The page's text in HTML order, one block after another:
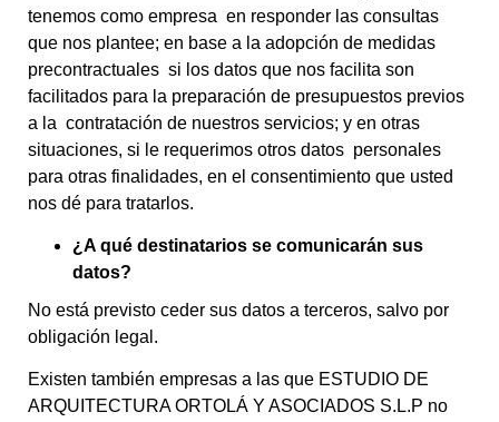
tenemos como empresa en responder las consultas
que nos plantee; en base a la adopción de medidas
precontractuales si los datos que nos facilita son
facilitados para la preparación de presupuestos previos
a la contratación de nuestros servicios; y en otras
situaciones, si le requerimos otros datos personales
para otras finalidades, en el consentimiento que usted
nos dé para tratarlos.
¿A qué destinatarios se comunicarán sus
datos?
No está previsto ceder sus datos a terceros, salvo por
obligación legal.
Existen también empresas a las que ESTUDIO DE
ARQUITECTURA ORTOLÁ Y ASOCIADOS S.L.P no